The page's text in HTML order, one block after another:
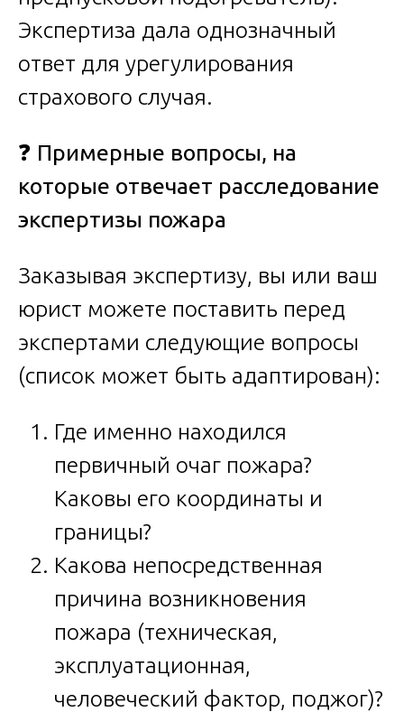
Экспертиза дала однозначный
ответ для урегулирования
страхового случая.
❓ Примерные вопросы, на
которые отвечает расследование
экспертизы пожара
Заказывая экспертизу, вы или ваш
юрист можете поставить перед
экспертами следующие вопросы
(список может быть адаптирован):
Где именно находился
первичный очаг пожара?
Каковы его координаты и
границы?
Какова непосредственная
причина возникновения
пожара (техническая,
эксплуатационная,
человеческий фактор, поджог)?